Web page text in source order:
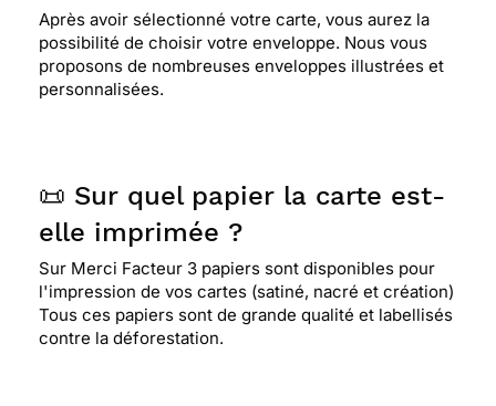
Après avoir sélectionné votre carte, vous aurez la
possibilité de choisir votre enveloppe. Nous vous
proposons de nombreuses enveloppes illustrées et
personnalisées.
📜 Sur quel papier la carte est-
elle imprimée ?
Sur Merci Facteur 3 papiers sont disponibles pour
l'impression de vos cartes (satiné, nacré et création)
Tous ces papiers sont de grande qualité et labellisés
contre la déforestation.